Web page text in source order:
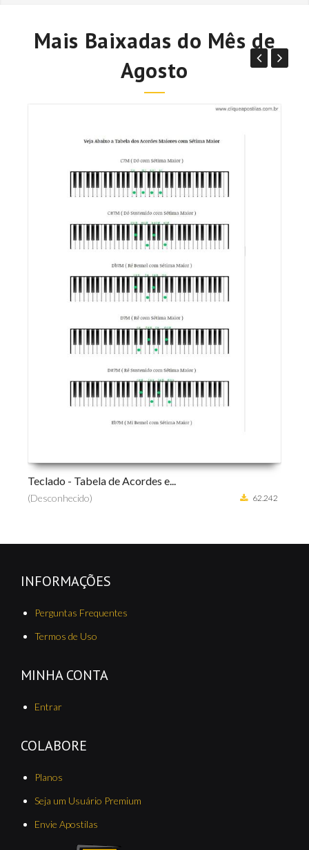
Mais Baixadas do Mês de
Agosto
Teclado - Tabela de Acordes e...
(Desconhecido) 62.242
INFORMAÇÕES
Perguntas Frequentes
Termos de Uso
MINHA CONTA
Entrar
COLABORE
Planos
Seja um Usuário Premium
Envie Apostilas